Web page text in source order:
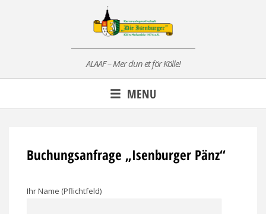
ALAAF – Mer dun et för Kölle!
MENU
Buchungsanfrage „Isenburger Pänz“
Ihr Name (Pflichtfeld)